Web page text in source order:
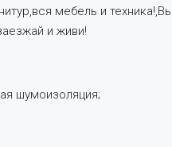
мебель и
и живи!
шумоизоляция;